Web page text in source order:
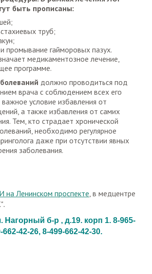
быть прописаны:
труб;
промывание гайморовых пазух.
медикаментозное лечение,
программе.
должно проводиться под
врача с соблюдением всех его
условие избавления от
а также избавления от самих
Тем, кто страдает хронической
необходимо регулярное
даже при отсутствии явных
заболевания.
на Ленинском проспекте, в медцентре
.
Нагорный б-р , д.19. корп 1. 8-965-
662-42-26, 8-499-662-42-30.